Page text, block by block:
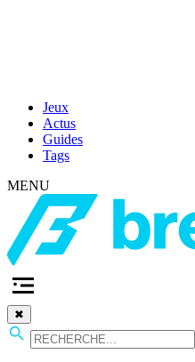
Jeux
Actus
Guides
Tags
MENU
✖